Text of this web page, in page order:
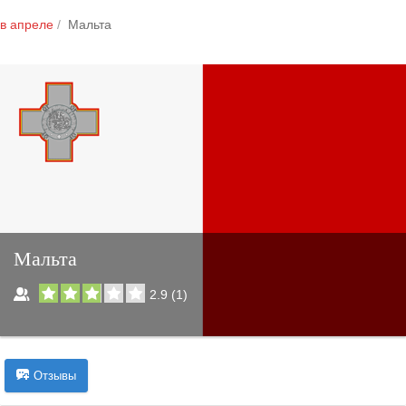
в апреле Мальта
Мальта
2.9 (1)
Отзывы